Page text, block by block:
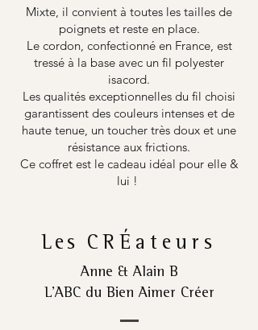
Mixte, il convient à toutes les tailles de
poignets et reste en place.
Le cordon, confectionné en France, est
tressé à la base avec un fil polyester
isacord.
Les qualités exceptionnelles du fil choisi
garantissent des couleurs intenses et de
haute tenue, un toucher très doux et une
résistance aux frictions.
Ce coffret est le cadeau idéal pour elle &
lui !
Les CRÉateurs
Anne & Alain B
L’ABC du Bien Aimer Créer